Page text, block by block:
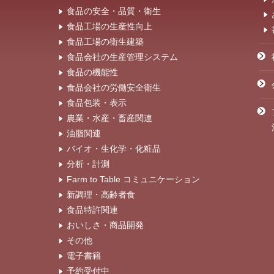
食品の安全・品質・衛生
食品工場の生産性向上
食品工場の衛生建築
食品会社の生産管理システム
食品の機能性
食品会社の労働安全衛生
食品包装・表示
農業・水産・畜産関連
油脂関連
バイオ・生化学・化粧品
分析・計測
Farm to Table コミュニケーション
新調理・高齢者食
食品特許関連
おいしさ・商品開発
その他
電子書籍
予約受付中